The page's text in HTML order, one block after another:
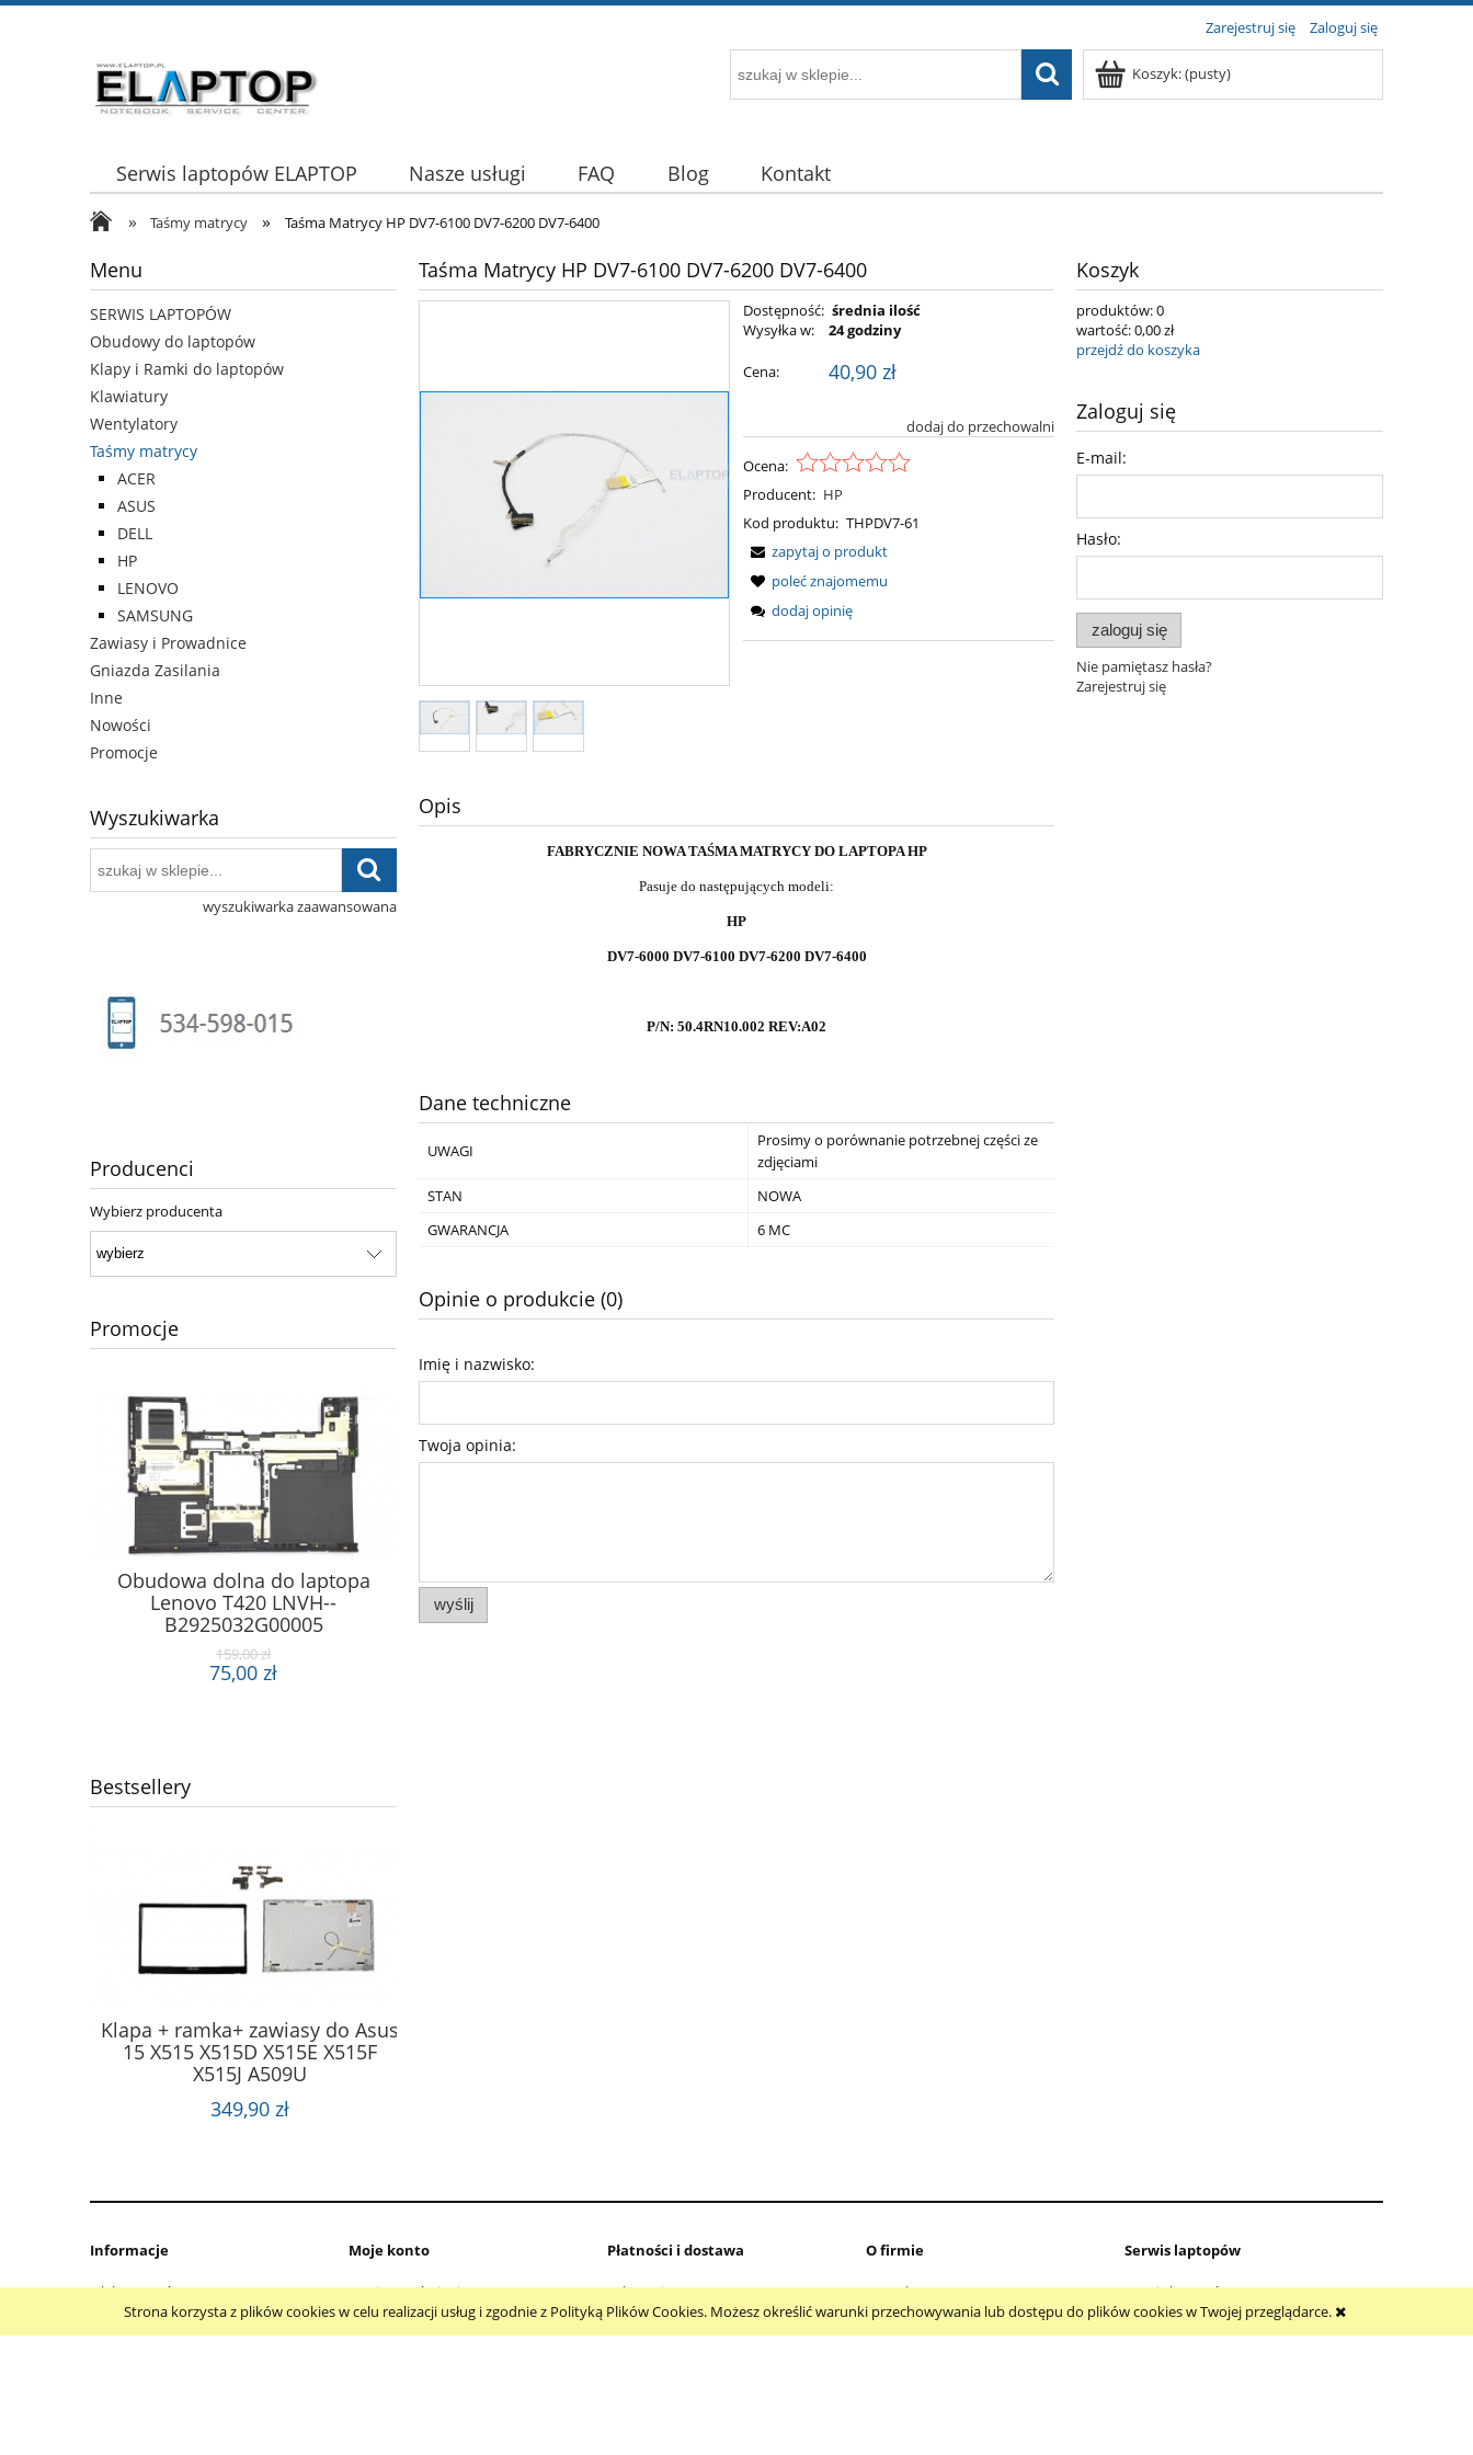
Strona korzysta z plików cookies w celu realizacji usług i zgodnie z Polityką Plików Cookies. Możesz określić warunki przechowywania lub dostępu do plików cookies w Twojej przeglądarce.
Zarejestruj się Zaloguj się
Koszyk:(pusty)
Serwis laptopów ELAPTOP Nasze usługi FAQ Blog Kontakt
» Taśmy matrycy » Taśma Matrycy HP DV7-6100 DV7-6200 DV7-6400
Menu
SERWIS LAPTOPÓW
Obudowy do laptopów
Klapy i Ramki do laptopów
Klawiatury
Wentylatory
Taśmy matrycy
ACER
ASUS
DELL
HP
LENOVO
SAMSUNG
Zawiasy i Prowadnice
Gniazda Zasilania
Inne
Nowości
Promocje
Wyszukiwarka
wyszukiwarka zaawansowana
Producenci
Wybierz producenta
Promocje
Obudowa dolna do laptopa
Lenovo T420 LNVH--
B2925032G00005
159,00 zł
75,00 zł
INSPIRON 15 7000 7537
NONTOUCH 0HWNN9
Bestsellery
Klapa + ramka+ zawiasy do Asus
15 X515 X515D X515E X515F
X515J A509U
349,90 zł
Taśma Matrycy HP DV7-6100 DV7-6200 DV7-6400
Dostępność: średnia ilość
Wysyłka w:
24 godziny
Cena: 40,90 zł
dodaj do przechowalni
Ocena:
Producent: HP
Kod produktu: THPDV7-61
zapytaj o produkt
poleć znajomemu
dodaj opinię
Opis
FABRYCZNIE NOWA TAŚMA MATRYCY DO LAPTOPA HP
Pasuje do następujących modeli:
HP
DV7-6000 DV7-6100 DV7-6200 DV7-6400
P/N: 50.4RN10.002 REV:A02
Dane techniczne
UWAGI
Prosimy o porównanie potrzebnej części ze
zdjęciami
STAN
NOWA
GWARANCJA
6 MC
Opinie o produkcie (0)
Imię i nazwisko:
Twoja opinia:
wyślij
Koszyk
produktów:0
wartość:0,00 zł
przejdź do koszyka
Zaloguj się
E-mail:
Hasło:
zaloguj się
Nie pamiętasz hasła?
Zarejestruj się
Informacje
Jak kupować?
Polityka prywatności
Moje konto
Twoje zamówienia
Ustawienia konta
Płatności i dostawa
Faktury i paragony
Koszty dostawy
O firmie
Kontakt
O firmie
Serwis laptopów
Serwis laptopów ELAPTOP
Naprawy systemowe laptopów